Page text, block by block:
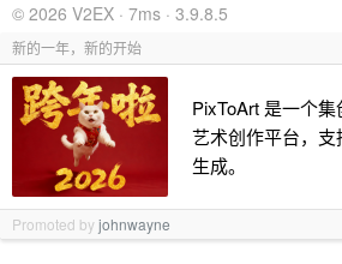
© 2026 V2EX · 7ms · 3.9.8.5
新的一年，新的开始
PixToArt 是一个
艺术创作平台，
生成。
Promoted byjohnwayne